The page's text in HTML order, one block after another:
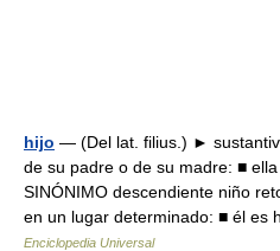
hijo — (Del lat. filius.) ►
de su padre o de su madre: ■
SINÓNIMO descendiente niño
en un lugar determinado: ■ él
Enciclopedia Universal